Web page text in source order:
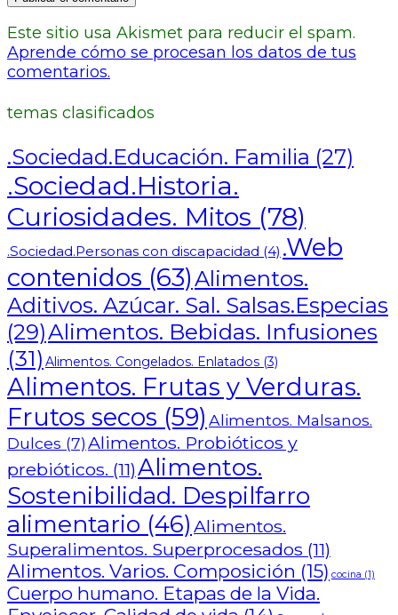
Este sitio usa Akismet para reducir el spam.
Aprende cómo se procesan los datos de tus
comentarios.
temas clasificados
.Sociedad.Educación. Familia (27)
.Sociedad.Historia.
Curiosidades. Mitos (78)
.Sociedad.Personas con discapacidad (4) .Web
contenidos (63)Alimentos.
Aditivos. Azúcar. Sal. Salsas.Especias
(29)Alimentos. Bebidas. Infusiones
(31) Alimentos. Congelados. Enlatados (3)
Alimentos. Frutas y Verduras.
Frutos secos (59) Alimentos. Malsanos.
Dulces (7)Alimentos. Probióticos y
prebióticos. (11)Alimentos.
Sostenibilidad. Despilfarro
alimentario (46) Alimentos.
Superalimentos. Superprocesados (11)
Alimentos. Varios. Composición (15) cocina (1)
Cuerpo humano. Etapas de la Vida.